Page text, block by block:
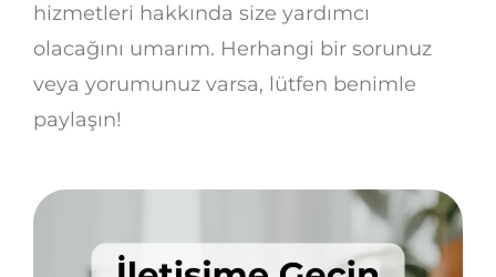
hizmetleri hakkında size yardımcı
olacağını umarım. Herhangi bir sorunuz
veya yorumunuz varsa, lütfen benimle
paylaşın!